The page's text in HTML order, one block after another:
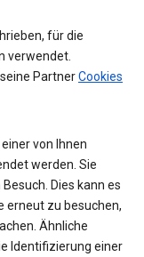
für die
verwendet.
PartnerCookies
von Ihnen
werden. Sie
Dies kann es
erneut zu besuchen,
Ähnliche
Identifizierung einer